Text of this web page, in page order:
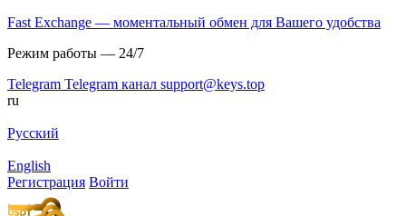
Fast Exchange — моментальный обмен для Вашего удобства
Режим работы — 24/7
Telegram Telegram канал support@keys.top
ru
Русский
English
Регистрация Войти